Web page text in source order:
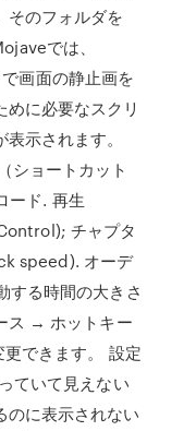
そのフォルダを
では、
画面の静止画を
に必要なスクリ
示されます。
ショートカット
ード. 再生
チャプタ
speed). オーデ
する時間の大きさ
ス → ホットキー
できます。 設定
ていて見えない
のに表示されない